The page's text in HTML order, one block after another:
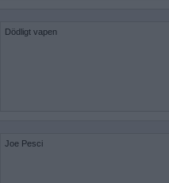
Dödligt vapen
Joe Pesci